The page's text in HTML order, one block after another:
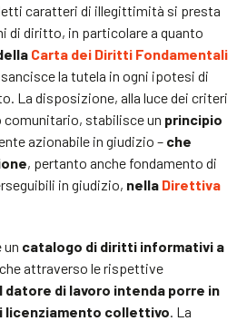
caratteri di illegittimità si presta
di diritto, in particolare a quanto
Carta dei Diritti Fondamentali
la tutela in ogni ipotesi di
La disposizione, alla luce dei criteri
stabilisce un principio
azionabile in giudizio – che
, pertanto anche fondamento di
in giudizio, nella Direttiva
un catalogo di diritti informativi a
attraverso le rispettive
datore di lavoro intenda porre in
licenziamento collettivo. La